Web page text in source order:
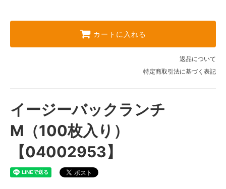
カートに入れる
返品について
特定商取引法に基づく表記
イージーバックランチ
M（100枚入り）
【04002953】